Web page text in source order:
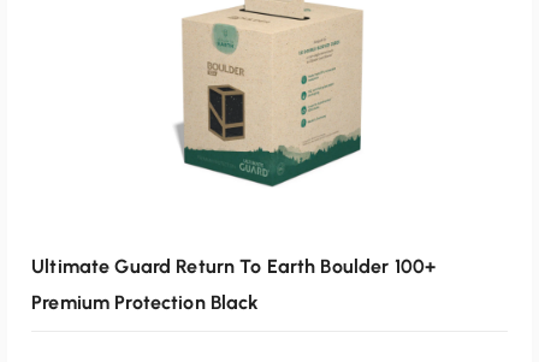
Ultimate Guard Return To Earth Boulder 100+
Premium Protection Black